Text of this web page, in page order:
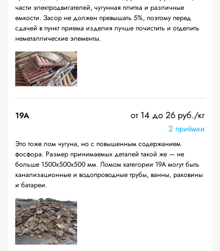
части электродвигателей, чугунная плитка и различные
емкости. Засор не должен превышать 5%, поэтому перед
сдачей в пункт приема изделия лучше почистить и отделить
неметаллические элементы.
19A от 14 до 26 руб./кг
2 приёмки
Это тоже лом чугуна, но с повышенным содержанием
фосфора. Размер принимаемых деталей такой же — не
больше 1500х500х500 мм. Ломом категории 19А могут быть
канализационные и водопроводные трубы, ванны, раковины
и батареи.